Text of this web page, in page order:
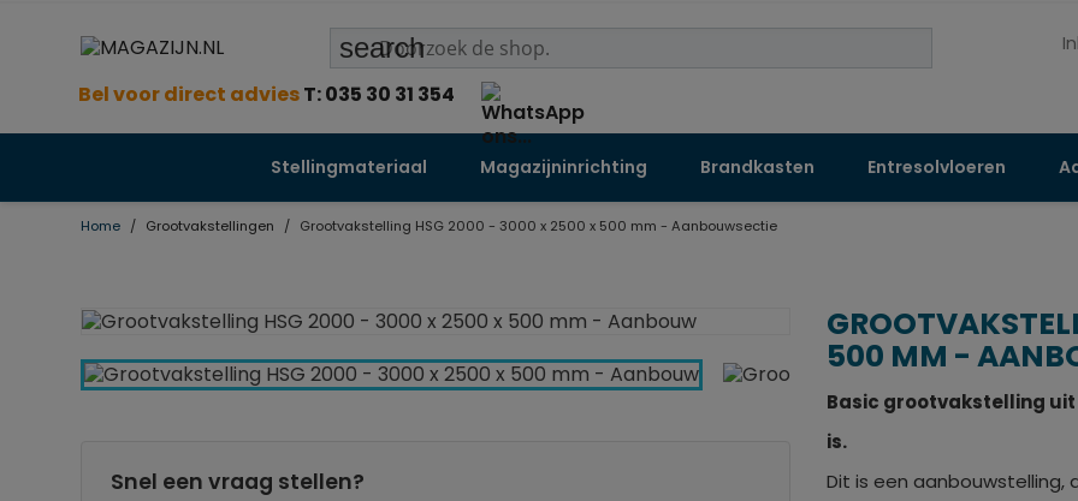
search
Bel voor direct adviesT: 035 30 31 354
Stellingmateriaal Magazijninrichting Brandkasten Entresolvloeren
Home Grootvakstellingen Grootvakstelling HSG 2000 - 3000 x 2500 x 500 mm - Aanbouwsectie
Snel een vraag stellen?
500 MM -
Basic grootvakstelling uit
is.
Dit is een